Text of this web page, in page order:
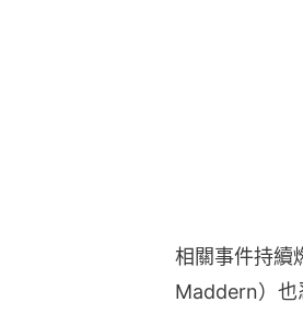
相關事件持續
Maddern）也